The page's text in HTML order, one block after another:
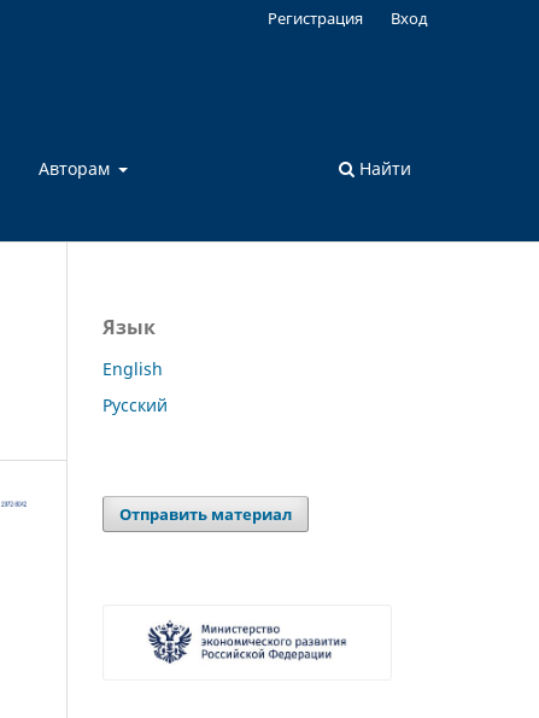
Авторам Найти
Регистрация Вход
Язык
English
Русский
Отправить материал